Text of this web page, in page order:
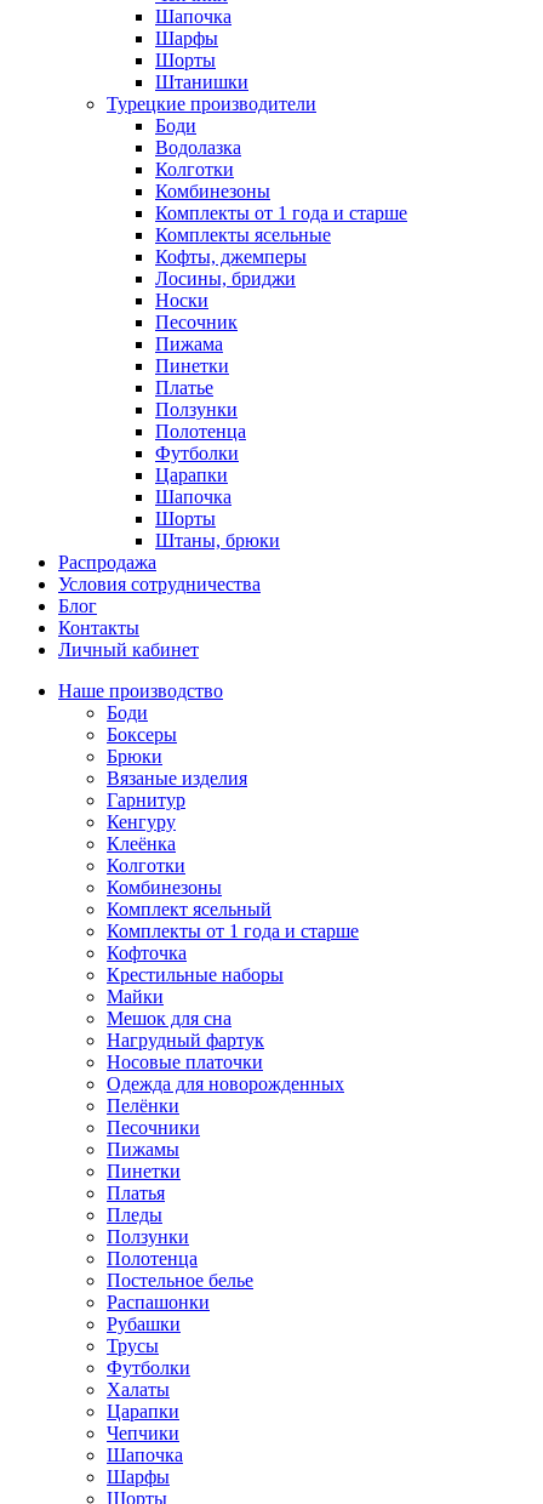
Шапочка
Шарфы
Шорты
Штанишки
Турецкие производители
Боди
Водолазка
Колготки
Комбинезоны
Комплекты от 1 года и старше
Комплекты ясельные
Кофты, джемперы
Лосины, бриджи
Носки
Песочник
Пижама
Пинетки
Платье
Ползунки
Полотенца
Футболки
Царапки
Шапочка
Шорты
Штаны, брюки
Распродажа
Условия сотрудничества
Блог
Контакты
Личный кабинет
Наше производство
Боди
Боксеры
Брюки
Вязаные изделия
Гарнитур
Кенгуру
Клеёнка
Колготки
Комбинезоны
Комплект ясельный
Комплекты от 1 года и старше
Кофточка
Крестильные наборы
Майки
Мешок для сна
Нагрудный фартук
Носовые платочки
Одежда для новорожденных
Пелёнки
Песочники
Пижамы
Пинетки
Платья
Пледы
Ползунки
Полотенца
Постельное белье
Распашонки
Рубашки
Трусы
Футболки
Халаты
Царапки
Чепчики
Шапочка
Шарфы
Шорты